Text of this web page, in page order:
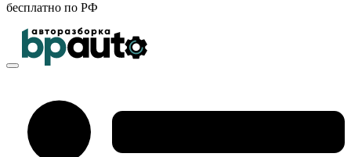
бесплатно по РФ